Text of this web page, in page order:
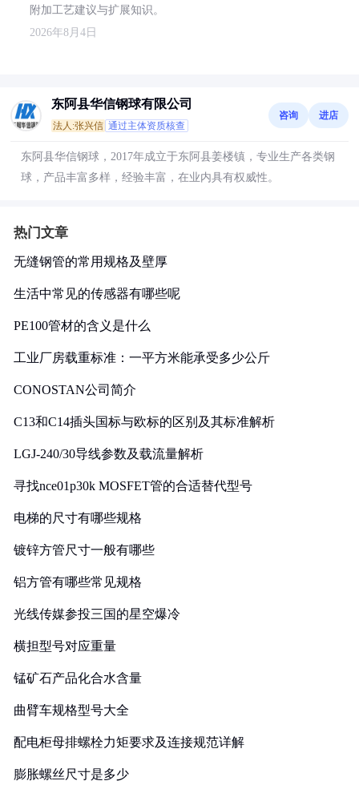
附加工艺建议与扩展知识。
2026年8月4日
东阿县华信钢球有限公司
法人:张兴信 通过主体资质核查
咨询 进店
东阿县华信钢球，2017年成立于东阿县姜楼镇，专业生产各类钢
球，产品丰富多样，经验丰富，在业内具有权威性。
热门文章
无缝钢管的常用规格及壁厚
生活中常见的传感器有哪些呢
PE100管材的含义是什么
工业厂房载重标准：一平方米能承受多少公斤
CONOSTAN公司简介
C13和C14插头国标与欧标的区别及其标准解析
LGJ-240/30导线参数及载流量解析
寻找nce01p30k MOSFET管的合适替代型号
电梯的尺寸有哪些规格
镀锌方管尺寸一般有哪些
铝方管有哪些常见规格
光线传媒参投三国的星空爆冷
横担型号对应重量
锰矿石产品化合水含量
曲臂车规格型号大全
配电柜母排螺栓力矩要求及连接规范详解
膨胀螺丝尺寸是多少